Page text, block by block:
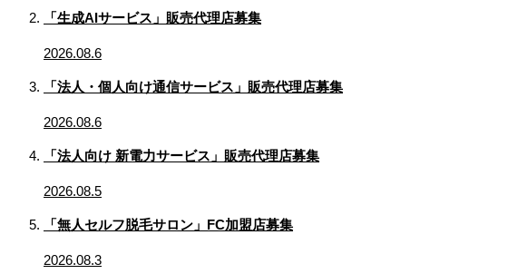
「生成AIサービス」販売代理店募集
2026.08.6
「法人・個人向け通信サービス」販売代理店募集
2026.08.6
「法人向け 新電力サービス」販売代理店募集
2026.08.5
「無人セルフ脱毛サロン」FC加盟店募集
2026.08.3